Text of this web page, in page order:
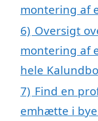
montering af
6) Oversigt
montering af
hele
7) Find en
emhætte i